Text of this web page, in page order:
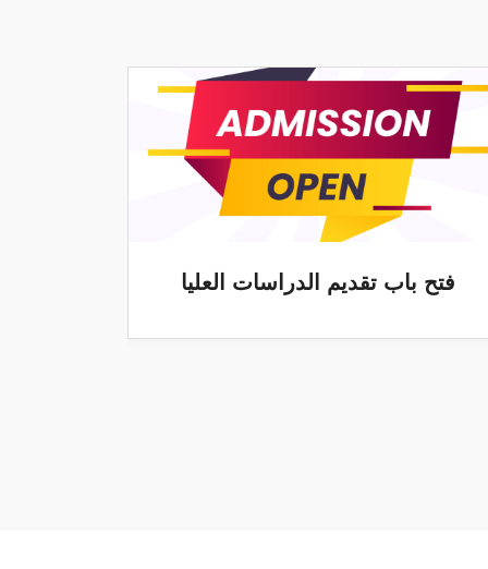
فتح باب تقديم الدراسات العليا